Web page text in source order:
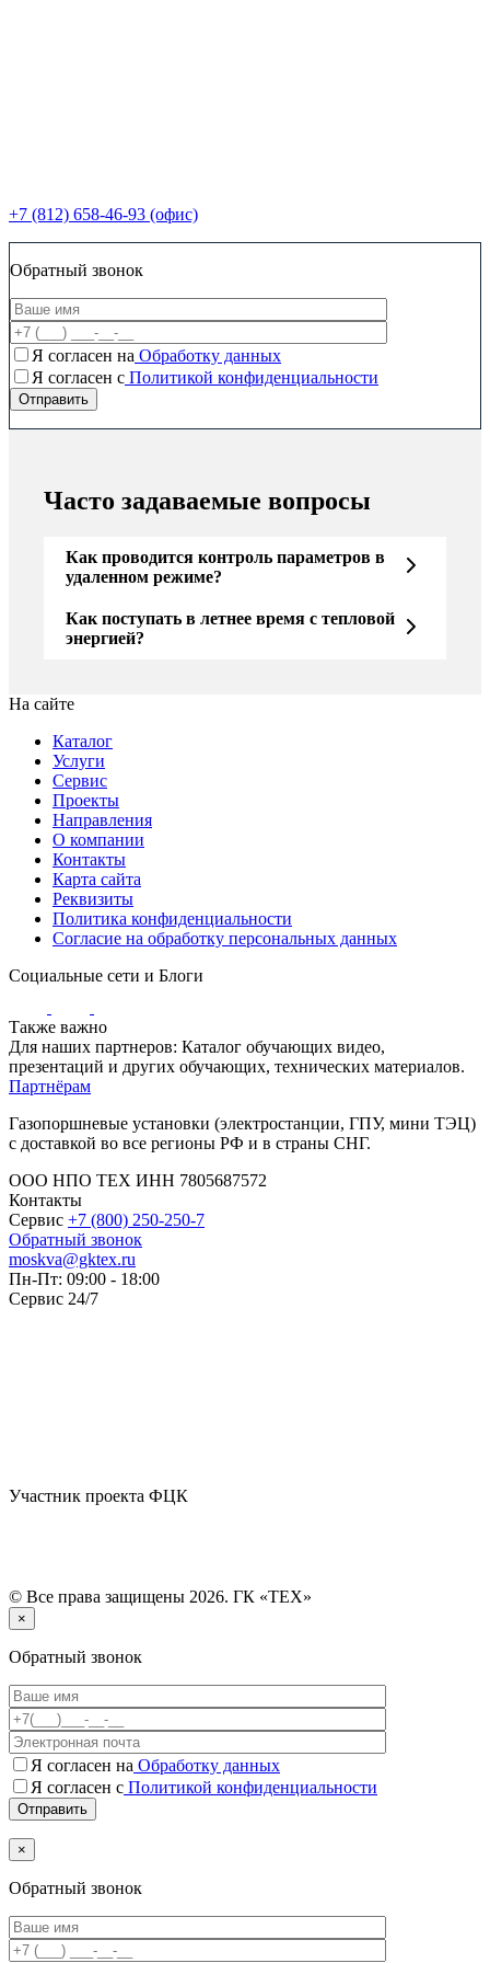
+7 (812) 658-46-93 (офис)
Обратный звонок
Я согласен на Обработку данных
Я согласен c Политикой конфиденциальности
Часто задаваемые вопросы
Как проводится контроль параметров в
удаленном режиме?
Как поступать в летнее время с тепловой
энергией?
На сайте
Каталог
Услуги
Сервис
Проекты
Направления
О компании
Контакты
Карта сайта
Реквизиты
Политика конфиденциальности
Согласие на обработку персональных данных
Социальные сети и Блоги
Также важно
Для наших партнеров: Каталог обучающих видео,
презентаций и других обучающих, технических материалов.
Партнёрам
Газопоршневые установки (электростанции, ГПУ, мини ТЭЦ)
с доставкой во все регионы РФ и в страны СНГ.
ООО НПО ТЕХ ИНН 7805687572
Контакты
Сервис +7 (800) 250-250-7
Обратный звонок
moskva@gktex.ru
Пн-Пт: 09:00 - 18:00
Сервис 24/7
Участник проекта ФЦК
© Все права защищены 2026. ГК «ТЕХ»
×
Обратный звонок
Я согласен на Обработку данных
Я согласен с Политикой конфиденциальности
×
Обратный звонок